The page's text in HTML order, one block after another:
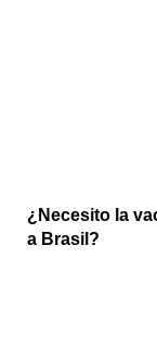
¿Necesito la
a Brasil?